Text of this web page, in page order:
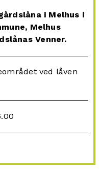
i Melhus i
Melhus
Venner.
ved låven